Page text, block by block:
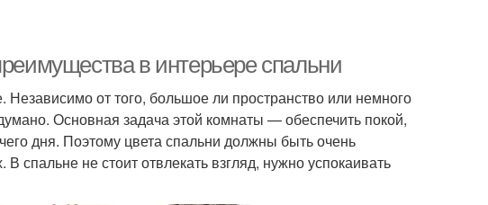
в интерьере спальни
от того, большое ли пространство или немного
Основная задача этой комнаты — обеспечить покой,
дня. Поэтому цвета спальни должны быть очень
спальне не стоит отвлекать взгляд, нужно успокаивать